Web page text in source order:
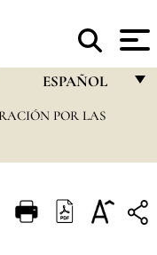
ESPAÑOL
FRANÇAIS
PORTUGUÊS
POR LAS